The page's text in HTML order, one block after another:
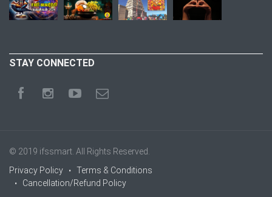
STAY CONNECTED
© 2019 ifssmart . All Rights Reserved.
Privacy Policy
Terms & Conditions
Cancellation/Refund Policy